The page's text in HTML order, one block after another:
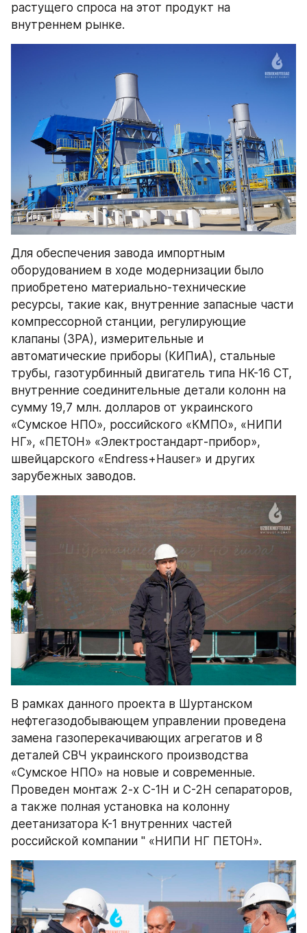
растущего спроса на этот продукт на
внутреннем рынке.
Для обеспечения завода импортным
оборудованием в ходе модернизации было
приобретено материально-технические
ресурсы, такие как, внутренние запасные части
компрессорной станции, регулирующие
клапаны (ЗРА), измерительные и
автоматические приборы (КИПиА), стальные
трубы, газотурбинный двигатель типа НК-16 СТ,
внутренние соединительные детали колонн на
сумму 19,7 млн. долларов от украинского
«Сумское НПО», российского «КМПО», «НИПИ
НГ», «ПЕТОН» «Электростандарт-прибор»,
швейцарского «Endress+Hauser» и других
зарубежных заводов.
В рамках данного проекта в Шуртанском
нефтегазодобывающем управлении проведена
замена газоперекачивающих агрегатов и 8
деталей СВЧ украинского производства
«Сумское НПО» на новые и современные.
Проведен монтаж 2-х С-1Н и С-2Н сепараторов,
а также полная установка на колонну
деетанизатора К-1 внутренних частей
российской компании " «НИПИ НГ ПЕТОН».